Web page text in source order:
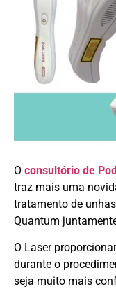
O consultório de
traz mais uma
tratamento de
Quantum
O Laser
durante o
seja muito mais